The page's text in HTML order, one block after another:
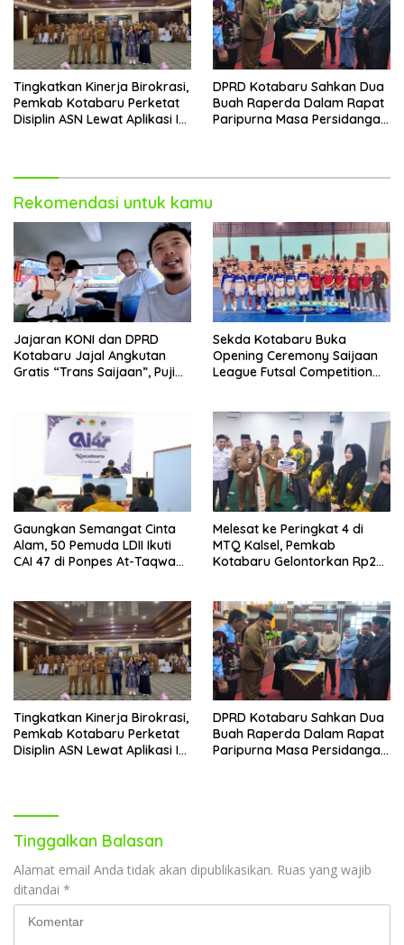
Tingkatkan Kinerja Birokrasi,
Pemkab Kotabaru Perketat
Disiplin ASN Lewat Aplikasi I-
DPRD Kotabaru Sahkan Dua
Buah Raperda Dalam Rapat
Paripurna Masa Persidangan
Rekomendasi untuk kamu
Jajaran KONI dan DPRD
Kotabaru Jajal Angkutan
Gratis “Trans Saijaan”, Puji
Sekda Kotabaru Buka
Opening Ceremony Saijaan
League Futsal Competition
Gaungkan Semangat Cinta
Alam, 50 Pemuda LDII Ikuti
CAI 47 di Ponpes At-Taqwa
Melesat ke Peringkat 4 di
MTQ Kalsel, Pemkab
Kotabaru Gelontorkan Rp265
Tingkatkan Kinerja Birokrasi,
Pemkab Kotabaru Perketat
Disiplin ASN Lewat Aplikasi I-
DPRD Kotabaru Sahkan Dua
Buah Raperda Dalam Rapat
Paripurna Masa Persidangan
Tinggalkan Balasan
Alamat email Anda tidak akan dipublikasikan. Ruas yang wajib
ditandai *